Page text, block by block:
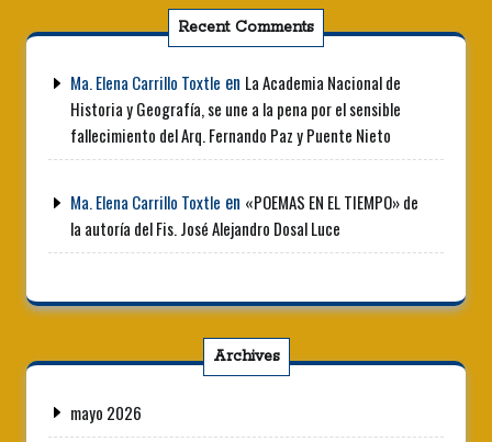
Recent Comments
Ma. Elena Carrillo Toxtle en La Academia Nacional de
Historia y Geografía, se une a la pena por el sensible
fallecimiento del Arq. Fernando Paz y Puente Nieto
Ma. Elena Carrillo Toxtle en «POEMAS EN EL TIEMPO» de
la autoría del Fis. José Alejandro Dosal Luce
Archives
mayo 2026